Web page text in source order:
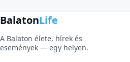
BalatonLife
A Balaton élete, hírek és
események — egy helyen.